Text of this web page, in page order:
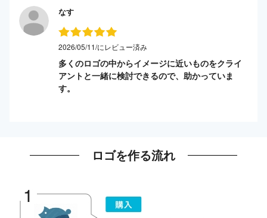
なす
2026/05/11/にレビュー済み
多くのロゴの中からイメージに近いものをクライ
アントと一緒に検討できるので、助かっていま
す。
ロゴを作る流れ